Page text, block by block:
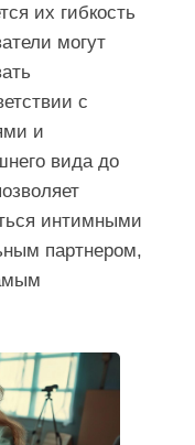
их гибкость
могут
с
и
вида до
интимными
партнером,